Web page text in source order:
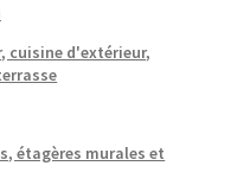
cuisine d'extérieur,
étagères murales et